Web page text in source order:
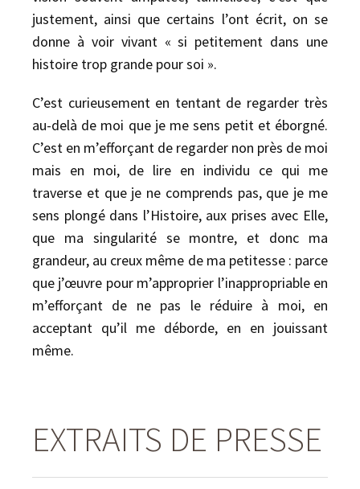
justement, ainsi que certains l’ont écrit, on se
donne à voir vivant « si petitement dans une
histoire trop grande pour soi ».
C’est curieusement en tentant de regarder très
au-delà de moi que je me sens petit et éborgné.
C’est en m’efforçant de regarder non près de moi
mais en moi, de lire en individu ce qui me
traverse et que je ne comprends pas, que je me
sens plongé dans l’Histoire, aux prises avec Elle,
que ma singularité se montre, et donc ma
grandeur, au creux même de ma petitesse : parce
que j’œuvre pour m’approprier l’inappropriable en
m’efforçant de ne pas le réduire à moi, en
acceptant qu’il me déborde, en en jouissant
même.
EXTRAITS DE PRESSE